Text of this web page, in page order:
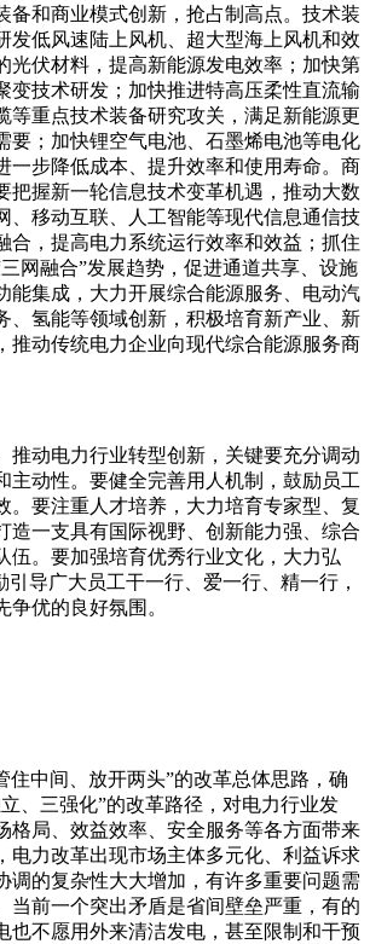
备和商业模式创新，抢占制高点。技术装
发低风速陆上风机、超大型海上风机和效
光伏材料，提高新能源发电效率；加快第
变技术研发；加快推进特高压柔性直流输
等重点技术装备研究攻关，满足新能源更
要；加快锂空气电池、石墨烯电池等电化
一步降低成本、提升效率和使用寿命。商
把握新一轮信息技术变革机遇，推动大数
、移动互联、人工智能等现代信息通信技
合，提高电力系统运行效率和效益；抓住
网融合”发展趋势，促进通道共享、设施
能集成，大力开展综合能源服务、电动汽
、氢能等领域创新，积极培育新产业、新
推动传统电力企业向现代综合能源服务商
推动电力行业转型创新，关键要充分调动
主动性。要健全完善用人机制，鼓励员工
。要注重人才培养，大力培育专家型、复
造一支具有国际视野、创新能力强、综合
伍。要加强培育优秀行业文化，大力弘
引导广大员工干一行、爱一行、精一行，
争优的良好氛围。
住中间、放开两头”的改革总体思路，确
、三强化”的改革路径，对电力行业发
格局、效益效率、安全服务等各方面带来
电力改革出现市场主体多元化、利益诉求
调的复杂性大大增加，有许多重要问题需
当前一个突出矛盾是省间壁垒严重，有的
也不愿用外来清洁发电，甚至限制和干预